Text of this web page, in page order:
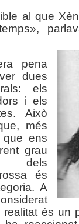
al que
pena
dues
els
i els
Això
més
ens
grau
dels
és
A
és un